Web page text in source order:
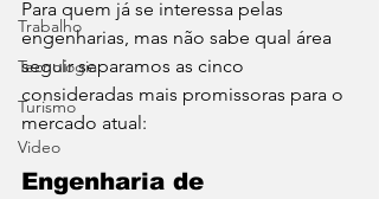
Trabalho
Tecnologia
Turismo
Video
Para quem já se interessa pelas
engenharias, mas não sabe qual área
seguir separamos as cinco
consideradas mais promissoras para o
mercado atual:
Engenharia de